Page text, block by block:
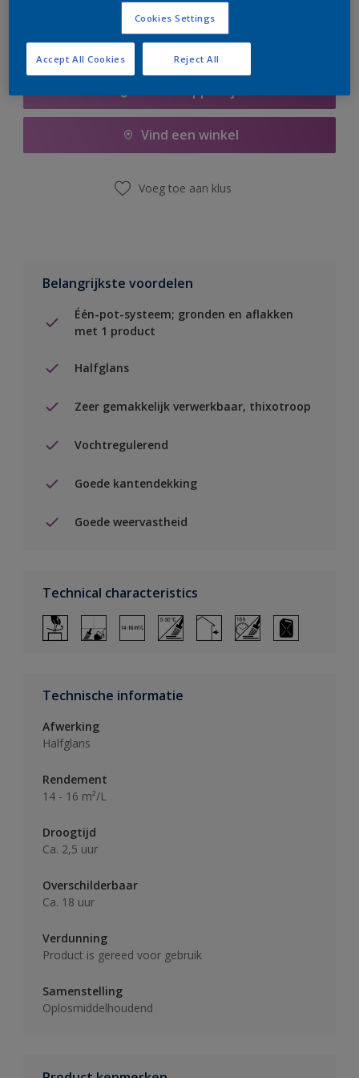
Vind een winkel
Voeg toe aan klus
Belangrijkste voordelen
Één-pot-systeem; gronden en aflakken
met 1 product
Halfglans
Zeer gemakkelijk verwerkbaar, thixotroop
Vochtregulerend
Goede kantendekking
Goede weervastheid
Technical characteristics
Technische informatie
Afwerking
Halfglans
Rendement
14 - 16 m²/L
Droogtijd
Ca. 2,5 uur
Overschilderbaar
Ca. 18 uur
Verdunning
Product is gereed voor gebruik
Samenstelling
Oplosmiddelhoudend
Cookies Settings
Reject All
Accept All Cookies